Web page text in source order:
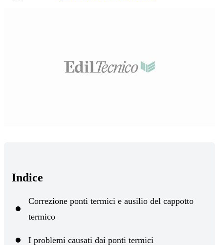
Indice
Correzione ponti termici e ausilio del cappotto
termico
I problemi causati dai ponti termici